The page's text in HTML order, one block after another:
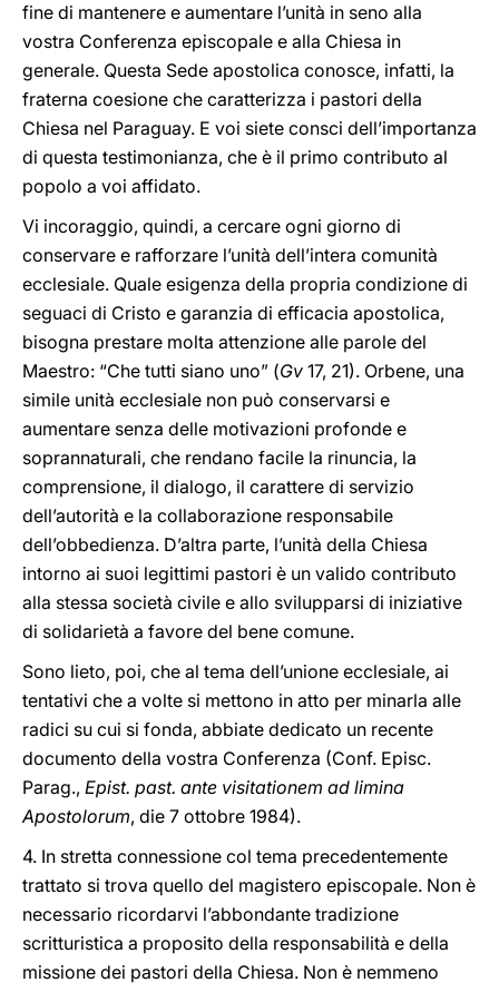
fine di mantenere e aumentare l’unità in seno alla
vostra Conferenza episcopale e alla Chiesa in
generale. Questa Sede apostolica conosce, infatti, la
fraterna coesione che caratterizza i pastori della
Chiesa nel Paraguay. E voi siete consci dell’importanza
di questa testimonianza, che è il primo contributo al
popolo a voi affidato.
Vi incoraggio, quindi, a cercare ogni giorno di
conservare e rafforzare l’unità dell’intera comunità
ecclesiale. Quale esigenza della propria condizione di
seguaci di Cristo e garanzia di efficacia apostolica,
bisogna prestare molta attenzione alle parole del
Maestro: “Che tutti siano uno” (Gv 17, 21). Orbene, una
simile unità ecclesiale non può conservarsi e
aumentare senza delle motivazioni profonde e
soprannaturali, che rendano facile la rinuncia, la
comprensione, il dialogo, il carattere di servizio
dell’autorità e la collaborazione responsabile
dell’obbedienza. D’altra parte, l’unità della Chiesa
intorno ai suoi legittimi pastori è un valido contributo
alla stessa società civile e allo svilupparsi di iniziative
di solidarietà a favore del bene comune.
Sono lieto, poi, che al tema dell’unione ecclesiale, ai
tentativi che a volte si mettono in atto per minarla alle
radici su cui si fonda, abbiate dedicato un recente
documento della vostra Conferenza (Conf. Episc.
Parag., Epist. past. ante visitationem ad limina
Apostolorum, die 7 ottobre 1984).
4. In stretta connessione col tema precedentemente
trattato si trova quello del magistero episcopale. Non è
necessario ricordarvi l’abbondante tradizione
scritturistica a proposito della responsabilità e della
missione dei pastori della Chiesa. Non è nemmeno